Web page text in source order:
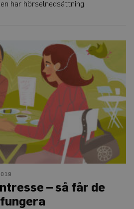
har hörselnedsättning.
– så får de